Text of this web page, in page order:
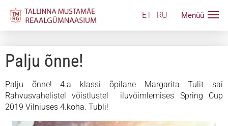
ET RU
Palju õnne!
Palju õnne! 4.a klassi õpilane Margarita Tulit sai
Rahvusvahelistel võistlustel iluvõimlemises Spring Cup
2019 Vilniuses 4.koha. Tubli!